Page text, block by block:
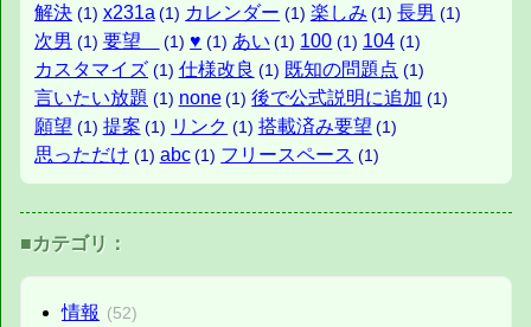
解決 (1) x231a (1) カレンダー (1) 楽しみ (1) 長男 (1)
次男 (1) 要望 (1) ♥ (1) あい (1) 100 (1) 104 (1)
カスタマイズ (1) 仕様改良 (1) 既知の問題点 (1)
言いたい放題 (1) none (1) 後で公式説明に追加 (1)
願望 (1) 提案 (1) リンク (1) 搭載済み要望 (1)
思っただけ (1) abc (1) フリースペース (1)
■カテゴリ：
情報 (52)